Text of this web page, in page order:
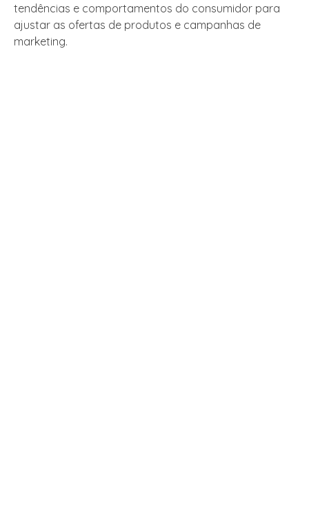
tendências e comportamentos do consumidor para
ajustar as ofertas de produtos e campanhas de
marketing.